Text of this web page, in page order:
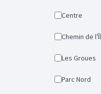
Centre
Chemin de
Les Groues
Parc Nord